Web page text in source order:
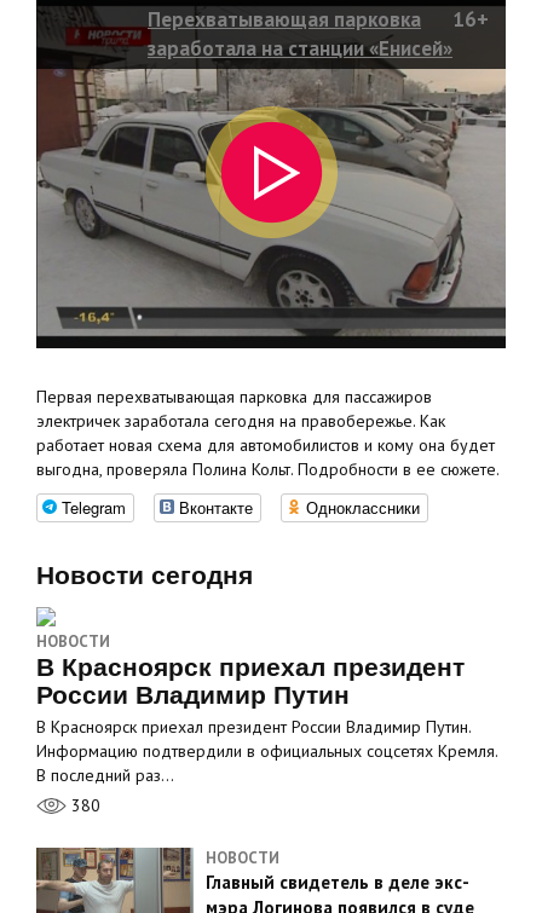
Перехватывающая парковка
заработала на станции «Енисей»
16+
Первая перехватывающая парковка для пассажиров
электричек заработала сегодня на правобережье. Как
работает новая схема для автомобилистов и кому она будет
выгодна, проверяла Полина Кольт. Подробности в ее сюжете.
Telegram Вконтакте Одноклассники
Новости сегодня
НОВОСТИ
В Красноярск приехал президент
России Владимир Путин
В Красноярск приехал президент России Владимир Путин.
Информацию подтвердили в официальных соцсетях Кремля.
В последний раз…
380
НОВОСТИ
Главный свидетель в деле экс-
мэра Логинова появился в суде